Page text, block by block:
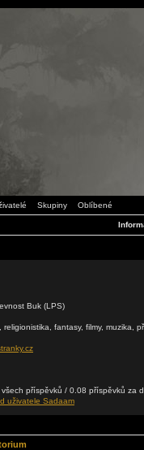
Skupiny Oblíbené
Buk (LPS)
fantasy, filmy, muzika,
příspěvků / 0.08 příspěvků za
uživatele Sadaam